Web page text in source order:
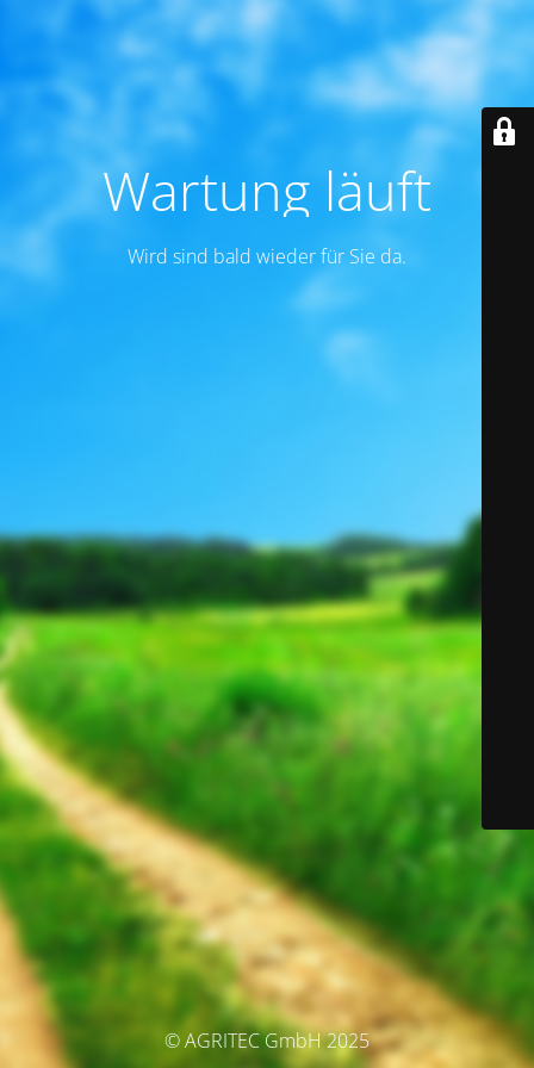
Wartung läuft
Wird sind bald wieder für Sie da.
© AGRITEC GmbH 2025